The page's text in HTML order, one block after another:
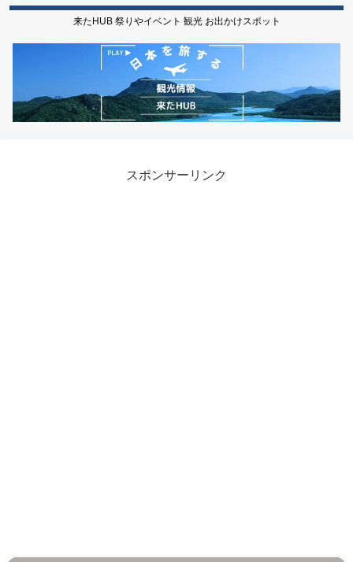
来たHUB 祭りやイベント 観光 お出かけスポット
スポンサーリンク